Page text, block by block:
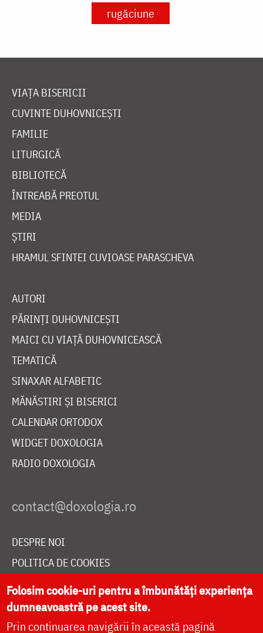
rugăciune
VIAȚA BISERICII
CUVINTE DUHOVNICEȘTI
FAMILIE
LITURGICĂ
BIBLIOTECĂ
ÎNTREABĂ PREOTUL
MEDIA
ȘTIRI
HRAMUL SFINTEI CUVIOASE PARASCHEVA
AUTORI
PĂRINȚI DUHOVNICEȘTI
MAICI CU VIAȚĂ DUHOVNICEASCĂ
TEMATICĂ
SINAXAR ALFABETIC
MĂNĂSTIRI ȘI BISERICI
CALENDAR ORTODOX
WIDGET DOXOLOGIA
RADIO DOXOLOGIA
DESPRE NOI
POLITICA DE COOKIES
DONEAZĂ ONLINE PENTRU CATEDRALA NAȚIONALĂ
LIVE
Folosim cookie-uri pentru a îmbunătăți experiența
dumneavoastră pe acest site.
Prin continuarea navigării în această pagină